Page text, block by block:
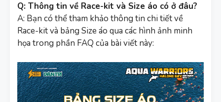
Q: Thông tin về Race-kit và Size áo có ở đâu?
A: Bạn có thể tham khảo thông tin chi tiết về
Race-kit và bảng Size áo qua các hình ảnh minh
họa trong phần FAQ của bài viết này: